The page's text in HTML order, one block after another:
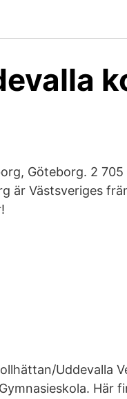
Göteborg. 2 705
är Västsveriges
Uddevalla
Här